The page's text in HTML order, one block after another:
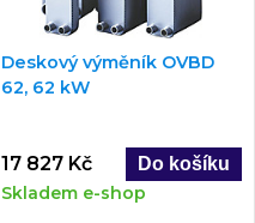
Deskový výměník OVBD
62, 62 kW
17 827 Kč
Skladem e-shop